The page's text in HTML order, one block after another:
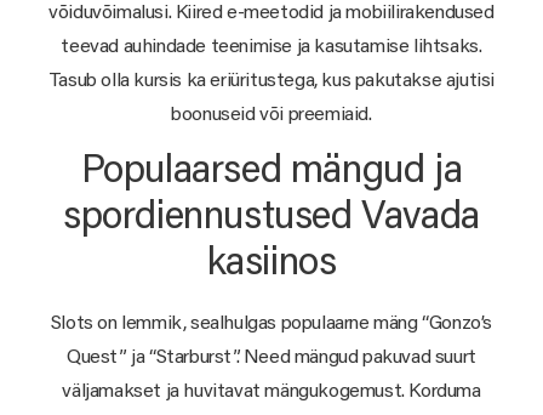
võiduvõimalusi. Kiired e-meetodid ja mobiilirakendused
teevad auhindade teenimise ja kasutamise lihtsaks.
Tasub olla kursis ka eriüritustega, kus pakutakse ajutisi
boonuseid või preemiaid.
Populaarsed mängud ja
spordiennustused Vavada
kasiinos
Slots on lemmik, sealhulgas populaarne mäng “Gonzo’s
Quest” ja “Starburst”. Need mängud pakuvad suurt
väljamakset ja huvitavat mängukogemust. Korduma